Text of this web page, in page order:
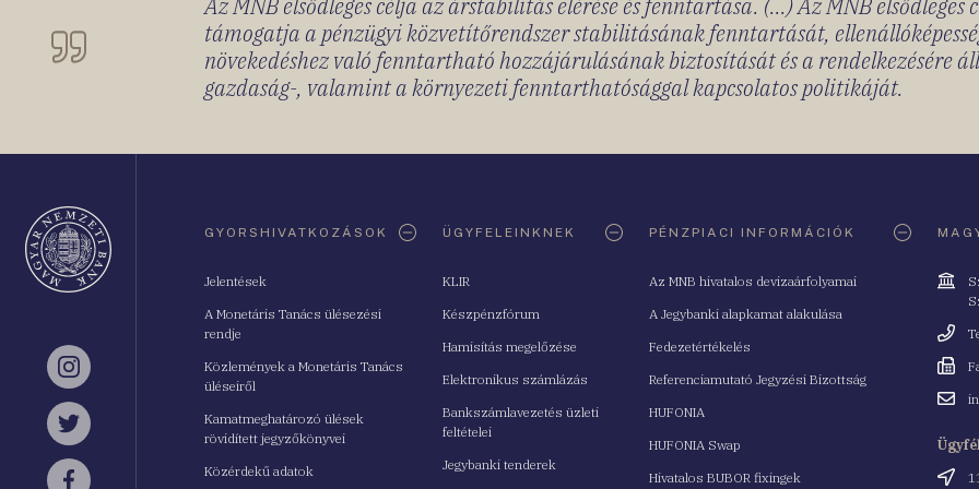
Az MNB elsődleges célja az árstabilitás elérése és fenntartása. (...) Az MNB elsődleges
támogatja a pénzügyi közvetítőrendszer stabilitásának fenntartását,
növekedéshez való fenntartható hozzájárulásának biztosítását és a rendelkezésére
gazdaság-, valamint a környezeti fenntarthatósággal kapcsolatos politikáját.
Instagram
Twitter
GYORSHIVATKOZÁSOK
Jelentések
A Monetáris Tanács ülésezési
rendje
Közlemények a Monetáris Tanács
üléseiről
Kamatmeghatározó ülések
rövidített jegyzőkönyvei
Közérdekű adatok
ÜGYFELEINKNEK
KLIR
Készpénzfórum
Hamisítás megelőzése
Elektronikus számlázás
Bankszámlavezetés üzleti
feltételei
Jegybanki tenderek
PÉNZPIACI INFORMÁCIÓK
Az MNB hivatalos devizaárfolyamai
A Jegybanki alapkamat alakulása
Fedezetértékelés
Referenciamutató Jegyzési Bizottság
HUFONIA
HUFONIA Swap
Hivatalos BUBOR fixingek
Cím
Fax
Email
Cím